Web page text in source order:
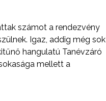
számot a rendezvény
Igaz, addig még sok
hangulatú Tanévzáró
mellett a